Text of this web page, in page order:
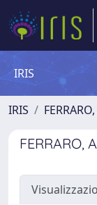
IRIS
IRIS
FERRARO,